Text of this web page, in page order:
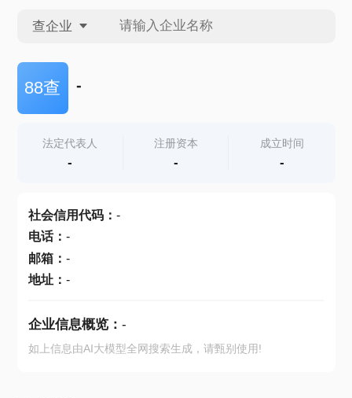
查企业
查企业
查产地
88查 -
法定代表人
-
注册资本
-
成立时间
-
社会信用代码： -
电话： -
邮箱： -
地址： -
企业信息概览： -
如上信息由AI大模型全网搜索生成，请甄别使用!